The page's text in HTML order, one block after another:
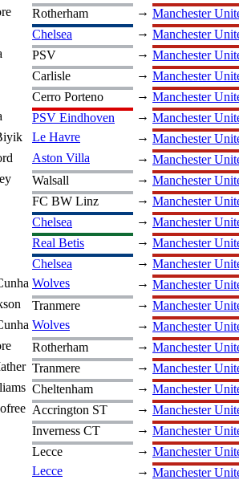
Rotherham → Manchester
Chelsea → Manchester
PSV → Manchester
Carlisle → Manchester
Cerro Porteno → Manchester
PSV Eindhoven → Manchester
Le Havre → Manchester
Aston Villa → Manchester
Walsall → Manchester
FC BW Linz → Manchester
Chelsea → Manchester
Real Betis → Manchester
Chelsea → Manchester
Wolves → Manchester
Tranmere → Manchester
Wolves → Manchester
Rotherham → Manchester
Tranmere → Manchester
Cheltenham → Manchester
Accrington ST → Manchester
Inverness CT → Manchester
Lecce → Manchester
Lecce → Manchester